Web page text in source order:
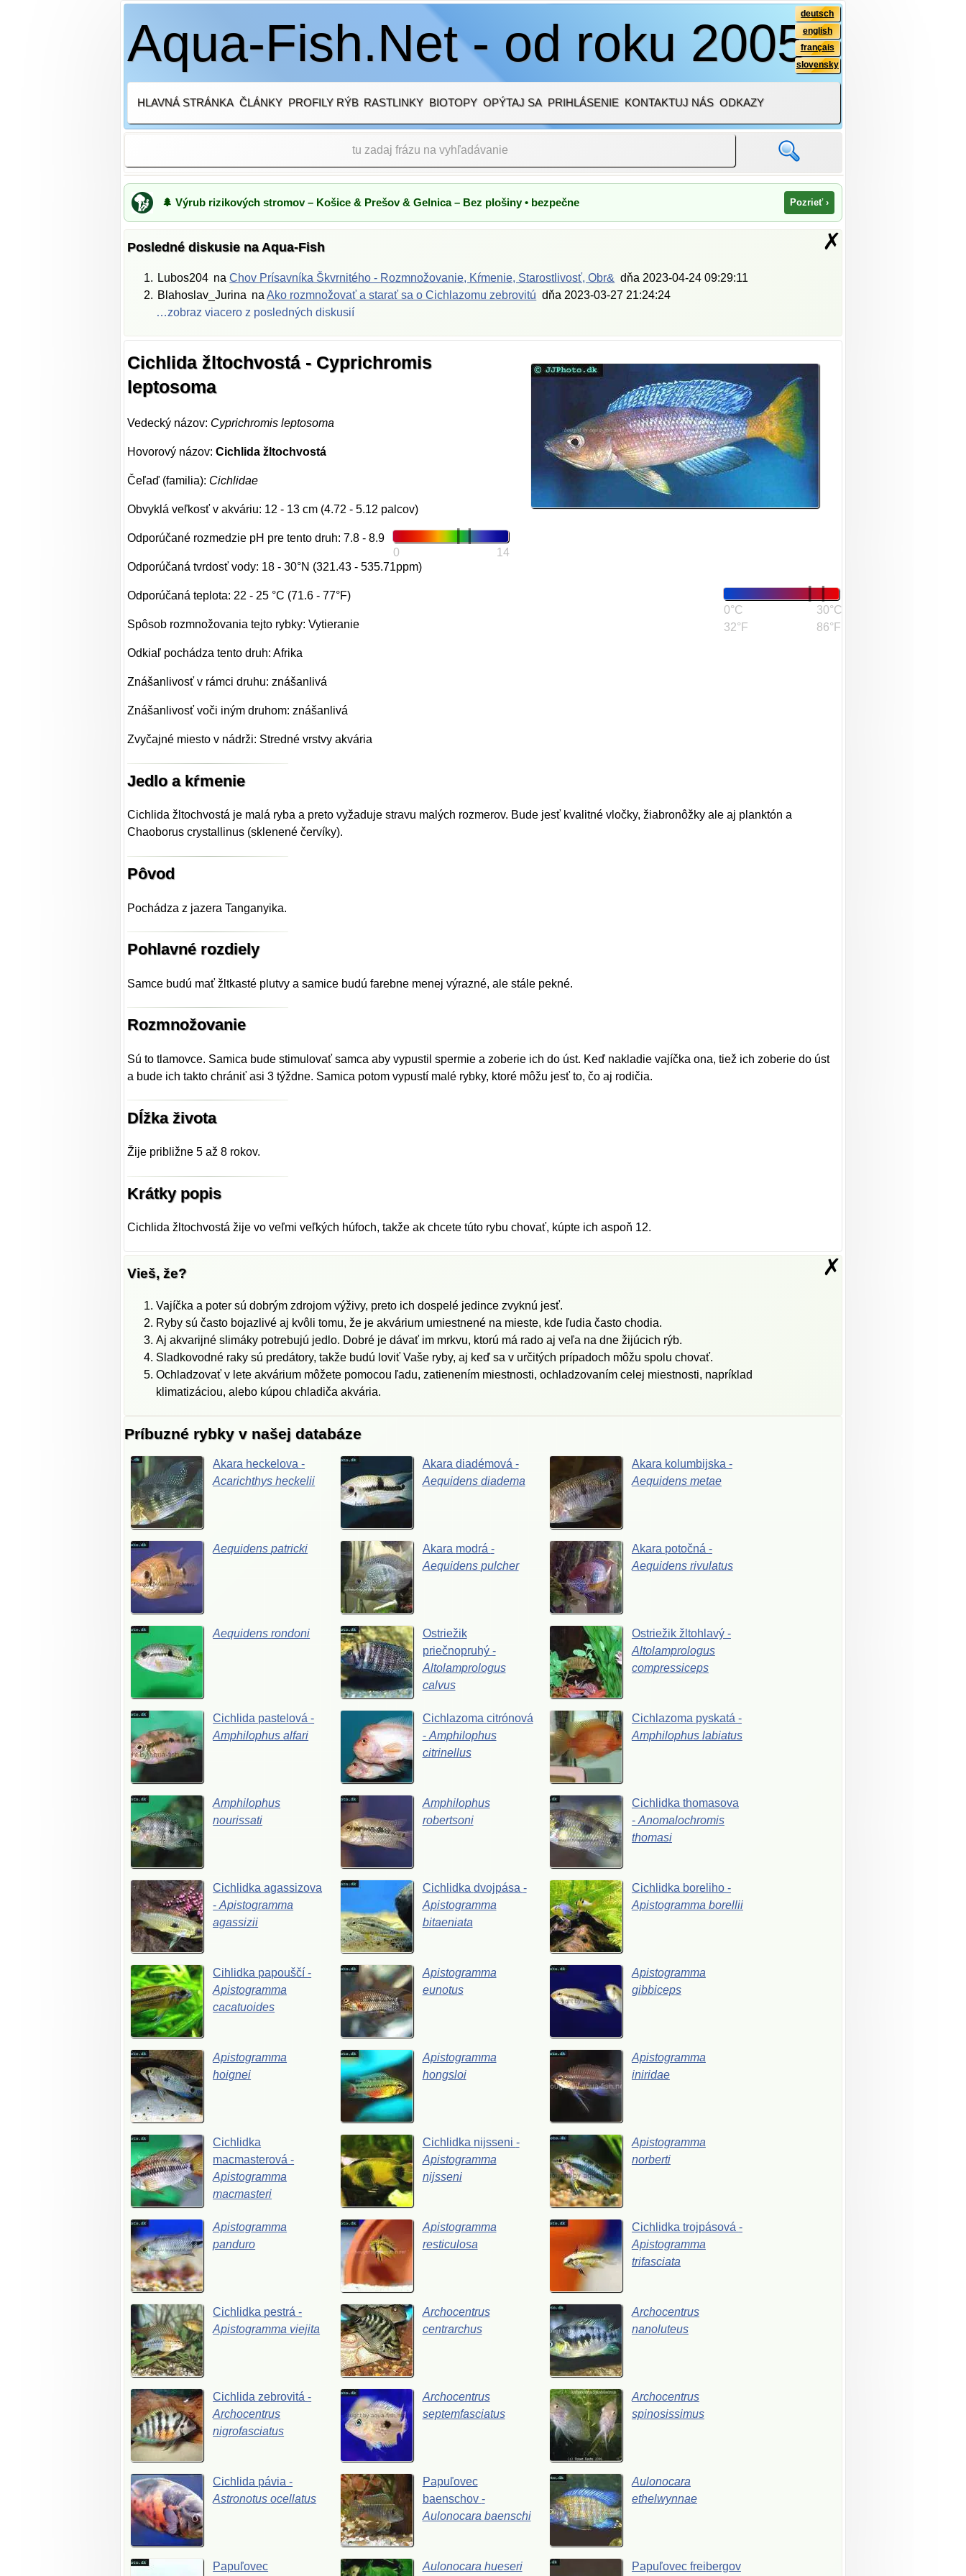
Aqua-Fish.Net - od roku 2005
deutsch
english
français
slovensky
HLAVNÁ STRÁNKA ČLÁNKY PROFILY RÝB RASTLINKY BIOTOPY OPÝTAJ SA PRIHLÁSENIE KONTAKTUJ NÁS ODKAZY
🌲 Výrub rizikových stromov – Košice & Prešov & Gelnica – Bez plošiny • bezpečne Pozrieť ›
Posledné diskusie na Aqua-Fish ✗
Lubos204 naChov Prísavníka Škvrnitého - Rozmnožovanie, Kŕmenie, Starostlivosť, Obr& dňa 2023-04-24 09:29:11
Blahoslav_Jurina naAko rozmnožovať a starať sa o Cichlazomu zebrovitú dňa 2023-03-27 21:24:24
…zobraz viacero z posledných diskusií
Cichlida žltochvostá - Cyprichromis
leptosoma
Vedecký názov: Cyprichromis leptosoma
Hovorový názov:Cichlida žltochvostá
Čeľaď (familia): Cichlidae
Obvyklá veľkosť v akváriu: 12 - 13 cm (4.72 - 5.12 palcov)
0 14
Odporúčané rozmedzie pH pre tento druh: 7.8 - 8.9
Odporúčaná tvrdosť vody: 18 - 30°N (321.43 - 535.71ppm)
0°C
32°F
30°C
86°F
Odporúčaná teplota: 22 - 25 °C (71.6 - 77°F)
Spôsob rozmnožovania tejto rybky: Vytieranie
Odkiaľ pochádza tento druh: Afrika
Znášanlivosť v rámci druhu: znášanlivá
Znášanlivosť voči iným druhom: znášanlivá
Zvyčajné miesto v nádrži: Stredné vrstvy akvária
Jedlo a kŕmenie
Cichlida žltochvostá je malá ryba a preto vyžaduje stravu malých rozmerov. Bude jesť kvalitné vločky, žiabronôžky ale aj planktón a
Chaoborus crystallinus (sklenené červíky).
Pôvod
Pochádza z jazera Tanganyika.
Pohlavné rozdiely
Samce budú mať žltkasté plutvy a samice budú farebne menej výrazné, ale stále pekné.
Rozmnožovanie
Sú to tlamovce. Samica bude stimulovať samca aby vypustil spermie a zoberie ich do úst. Keď nakladie vajíčka ona, tiež ich zoberie do úst
a bude ich takto chrániť asi 3 týždne. Samica potom vypustí malé rybky, ktoré môžu jesť to, čo aj rodičia.
Dĺžka života
Žije približne 5 až 8 rokov.
Krátky popis
Cichlida žltochvostá žije vo veľmi veľkých húfoch, takže ak chcete túto rybu chovať, kúpte ich aspoň 12.
✗
Vieš, že?
Vajíčka a poter sú dobrým zdrojom výživy, preto ich dospelé jedince zvyknú jesť.
Ryby sú často bojazlivé aj kvôli tomu, že je akvárium umiestnené na mieste, kde ľudia často chodia.
Aj akvarijné slimáky potrebujú jedlo. Dobré je dávať im mrkvu, ktorú má rado aj veľa na dne žijúcich rýb.
Sladkovodné raky sú predátory, takže budú loviť Vaše ryby, aj keď sa v určitých prípadoch môžu spolu chovať.
Ochladzovať v lete akvárium môžete pomocou ľadu, zatienením miestnosti, ochladzovaním celej miestnosti, napríklad
klimatizáciou, alebo kúpou chladiča akvária.
Príbuzné rybky v našej databáze
Akara heckelova-
Acarichthysheckelii
Akara diadémová -
Aequidens diadema
Akara kolumbijska -
Aequidens metae
Aequidenspatricki Akara modrá -
Aequidens pulcher
Akara potočná -
Aequidens rivulatus
Aequidensrondoni
Ostriežik
priečnopruhý -
Altolamprologus
calvus
Ostriežik žltohlavý -
Altolamprologus
compressiceps
Cichlida pastelová-
Amphilophusalfari
Cichlazoma citrónová
- Amphilophus
citrinellus
Cichlazoma pyskatá -
Amphilophus labiatus
Amphilophus
nourissati
Amphilophus
robertsoni
Cichlidka thomasova
- Anomalochromis
thomasi
Cichlidkaagassizova
-Apistogramma
agassizii
Cichlidka dvojpása -
Apistogramma
bitaeniata
Cichlidka boreliho -
Apistogramma borellii
Cihlidka papouščí-
Apistogramma
cacatuoides
Apistogramma
eunotus
Apistogramma
gibbiceps
Apistogramma
hoignei
Apistogramma
hongsloi
Apistogramma
iniridae
Cichlidka
macmasterová-
Apistogramma
macmasteri
Cichlidka nijsseni -
Apistogramma
nijsseni
Apistogramma
norberti
Apistogramma
panduro
Apistogramma
resticulosa
Cichlidka trojpásová -
Apistogramma
trifasciata
Cichlidka pestrá-
Apistogramma viejita
Archocentrus
centrarchus
Archocentrus
nanoluteus
Cichlida zebrovitá-
Archocentrus
nigrofasciatus
Archocentrus
septemfasciatus
Archocentrus
spinosissimus
Cichlida pávia-
Astronotusocellatus
Papuľovec
baenschov -
Aulonocara baenschi
Aulonocara
ethelwynnae
Papuľovec Aulonocara hueseri Papuľovec freibergov